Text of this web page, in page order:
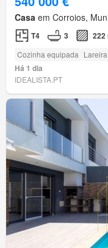
Casa em Corroios,
T4 3 222
Cozinha equipada Lareira
Há 1 dia
IDEALISTA.PT